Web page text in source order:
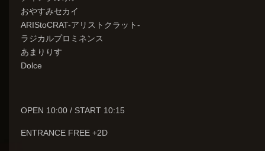
おやすみセカイ
ARIStoCRAT-アリストクラット-
ラジカルプロミネンス
あまりりす
Dolce
OPEN 10:00 / START 10:15
ENTRANCE FREE +2D